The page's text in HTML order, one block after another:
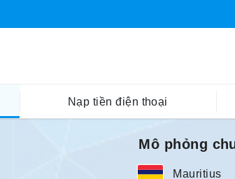
Nạp tiền điện thoại
Mô phỏng
Mauritius